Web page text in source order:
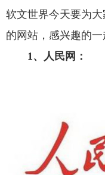
软文世界今天要为
的网站，感兴趣的
1、人民网：